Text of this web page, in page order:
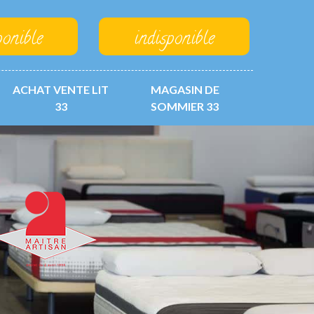
indisponible
ACHAT VENTE LIT
33
MAGASIN DE
SOMMIER 33